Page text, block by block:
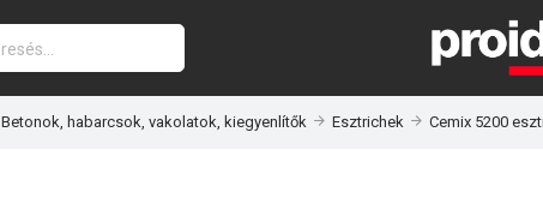
Betonok, habarcsok, vakolatok, kiegyenlítők Esztrichek Cemix 5200